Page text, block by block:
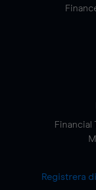
Financial
Registrera